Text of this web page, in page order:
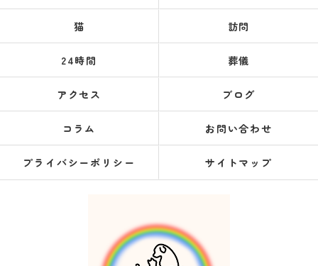
猫 訪問
24時間 葬儀
アクセス ブログ
コラム お問い合わせ
プライバシーポリシー サイトマップ